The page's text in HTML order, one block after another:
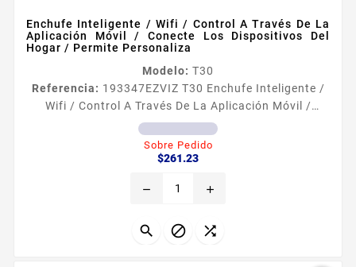
Enchufe Inteligente / Wifi / Control A Través De La
Aplicación Móvil / Conecte Los Dispositivos Del
Hogar / Permite Personaliza
Modelo: T30
Referencia: 193347EZVIZ T30 Enchufe Inteligente /
Wifi / Control A Través De La Aplicación Móvil /
Conecte Los Dispositivos Del Hogar / Permite
Personaliza Caracteriacutesticas principales Control
remoto mediante la aplicacion Conexion WiFi
de energia Control por voz mediante Alexa y
temperatura hasta 104deg...
Sobre Pedido
$261.23Precio
remove add
  